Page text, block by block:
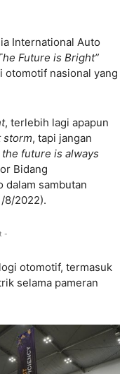
International Auto
Future is Bright”
otomotif nasional yang
, terlebih lagi apapun
storm, tapi jangan
the future is always
Bidang
dalam sambutan
8/2022).
-
otomotif, termasuk
selama pameran